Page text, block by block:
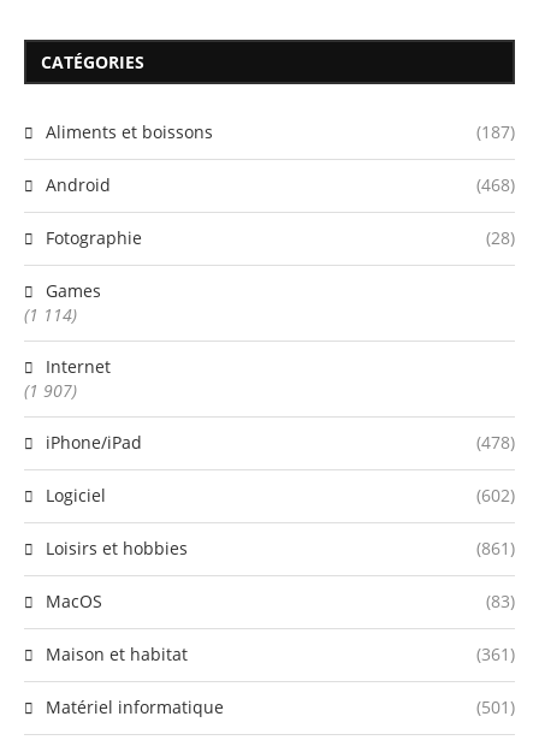
CATÉGORIES
Aliments et boissons (187)
Android (468)
Fotographie (28)
Games
(1 114)
Internet
(1 907)
iPhone/iPad (478)
Logiciel (602)
Loisirs et hobbies (861)
MacOS (83)
Maison et habitat (361)
Matériel informatique (501)